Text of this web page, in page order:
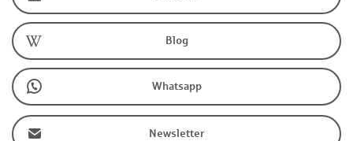
Blog
Whatsapp
Newsletter